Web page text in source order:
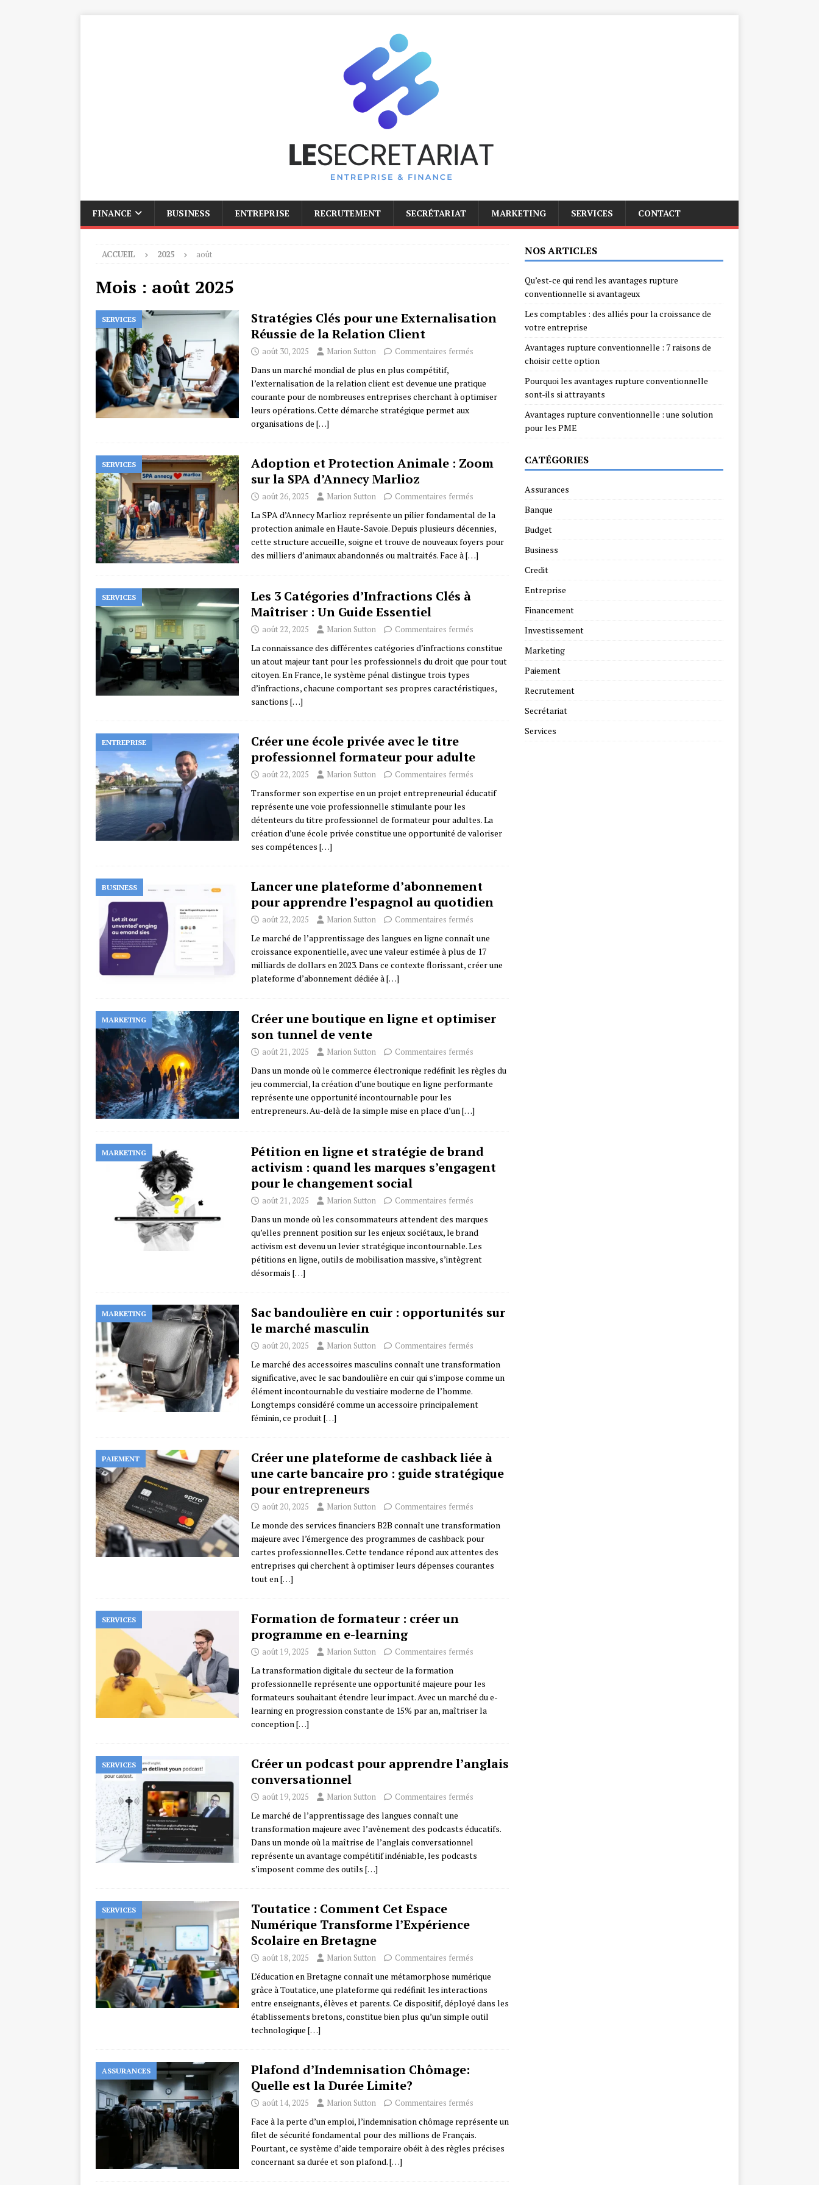
FINANCE BUSINESS ENTREPRISE RECRUTEMENT SECRÉTARIAT MARKETING SERVICES CONTACT
ACCUEIL 2025 août
Mois : août 2025
SERVICES
Stratégies Clés pour une Externalisation
Réussie de la Relation Client
août 30, 2025 Marion Sutton Commentaires fermés
Dans un marché mondial de plus en plus compétitif,
l’externalisation de la relation client est devenue une pratique
courante pour de nombreuses entreprises cherchant à optimiser
leurs opérations. Cette démarche stratégique permet aux
organisations de […]
SERVICES
Adoption et Protection Animale : Zoom
sur la SPA d’Annecy Marlioz
août 26, 2025 Marion Sutton Commentaires fermés
La SPA d’Annecy Marlioz représente un pilier fondamental de la
protection animale en Haute-Savoie. Depuis plusieurs décennies,
cette structure accueille, soigne et trouve de nouveaux foyers pour
des milliers d’animaux abandonnés ou maltraités. Face à[…]
SERVICES
Les 3 Catégories d’Infractions Clés à
Maîtriser : Un Guide Essentiel
août 22, 2025 Marion Sutton Commentaires fermés
La connaissance des différentes catégories d’infractions constitue
un atout majeur tant pour les professionnels du droit que pour tout
citoyen. En France, le système pénal distingue trois types
d’infractions, chacune comportant ses propres caractéristiques,
sanctions […]
ENTREPRISE
Créer une école privée avec le titre
professionnel formateur pour adulte
août 22, 2025 Marion Sutton Commentaires fermés
Transformer son expertise en un projet entrepreneurial éducatif
représente une voie professionnelle stimulante pour les
détenteurs du titre professionnel de formateur pour adultes. La
création d’une école privée constitue une opportunité de valoriser
ses compétences […]
BUSINESS
Lancer une plateforme d’abonnement
pour apprendre l’espagnol au quotidien
août 22, 2025 Marion Sutton Commentaires fermés
Le marché de l’apprentissage des langues en ligne connaît une
croissance exponentielle, avec une valeur estimée à plus de 17
milliards de dollars en 2023. Dans ce contexte florissant, créer une
plateforme d’abonnement dédiée à […]
MARKETING
Créer une boutique en ligne et optimiser
son tunnel de vente
août 21, 2025 Marion Sutton Commentaires fermés
Dans un monde où le commerce électronique redéfinit les règles du
jeu commercial, la création d’une boutique en ligne performante
représente une opportunité incontournable pour les
entrepreneurs. Au-delà de la simple mise en place d’un[…]
MARKETING
Pétition en ligne et stratégie de brand
activism : quand les marques s’engagent
pour le changement social
août 21, 2025 Marion Sutton Commentaires fermés
Dans un monde où les consommateurs attendent des marques
qu’elles prennent position sur les enjeux sociétaux, le brand
activism est devenu un levier stratégique incontournable. Les
pétitions en ligne, outils de mobilisation massive, s’intègrent
désormais […]
MARKETING
Sac bandoulière en cuir : opportunités sur
le marché masculin
août 20, 2025 Marion Sutton Commentaires fermés
Le marché des accessoires masculins connaît une transformation
significative, avec le sac bandoulière en cuir qui s’impose comme un
élément incontournable du vestiaire moderne de l’homme.
Longtemps considéré comme un accessoire principalement
féminin, ce produit[…]
PAIEMENT
Créer une plateforme de cashback liée à
une carte bancaire pro : guide stratégique
pour entrepreneurs
août 20, 2025 Marion Sutton Commentaires fermés
Le monde des services financiers B2B connaît une transformation
majeure avec l’émergence des programmes de cashback pour
cartes professionnelles. Cette tendance répond aux attentes des
entreprises qui cherchent à optimiser leurs dépenses courantes
tout en[…]
SERVICES
Formation de formateur : créer un
programme en e-learning
août 19, 2025 Marion Sutton Commentaires fermés
La transformation digitale du secteur de la formation
professionnelle représente une opportunité majeure pour les
formateurs souhaitant étendre leur impact. Avec un marché du e-
learning en progression constante de 15% par an, maîtriser la
conception[…]
SERVICES
Créer un podcast pour apprendre l’anglais
conversationnel
août 19, 2025 Marion Sutton Commentaires fermés
Le marché de l’apprentissage des langues connaît une
transformation majeure avec l’avènement des podcasts éducatifs.
Dans un monde où la maîtrise de l’anglais conversationnel
représente un avantage compétitif indéniable, les podcasts
s’imposent comme des outils […]
SERVICES
Toutatice : Comment Cet Espace
Numérique Transforme l’Expérience
Scolaire en Bretagne
août 18, 2025 Marion Sutton Commentaires fermés
L’éducation en Bretagne connaît une métamorphose numérique
grâce à Toutatice, une plateforme qui redéfinit les interactions
entre enseignants, élèves et parents. Ce dispositif, déployé dans les
établissements bretons, constitue bien plus qu’un simple outil
technologique […]
ASSURANCES
Plafond d’Indemnisation Chômage:
Quelle est la Durée Limite?
août 14, 2025 Marion Sutton Commentaires fermés
Face à la perte d’un emploi, l’indemnisation chômage représente un
filet de sécurité fondamental pour des millions de Français.
Pourtant, ce système d’aide temporaire obéit à des règles précises
concernant sa durée et son plafond.[…]
NOS ARTICLES
Qu’est-ce qui rend les avantages rupture
conventionnelle si avantageux
Les comptables : des alliés pour la croissance de
votre entreprise
Avantages rupture conventionnelle : 7 raisons de
choisir cette option
Pourquoi les avantages rupture conventionnelle
sont-ils si attrayants
Avantages rupture conventionnelle : une solution
pour les PME
CATÉGORIES
Assurances
Banque
Budget
Business
Credit
Entreprise
Financement
Investissement
Marketing
Paiement
Recrutement
Secrétariat
Services